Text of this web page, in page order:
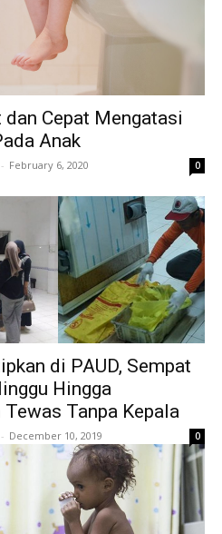
dan Cepat Mengatasi
Anak
- February 6, 2020 0
di PAUD, Sempat
Hingga
Tewas Tanpa Kepala
- December 10, 2019 0